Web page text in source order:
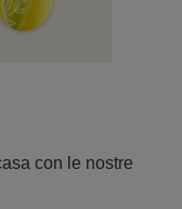
con le nostre